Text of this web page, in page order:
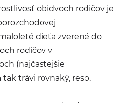
obidvoch rodičov je
dieťa zverené do
rodičov v
(najčastejšie
trávi rovnaký, resp.